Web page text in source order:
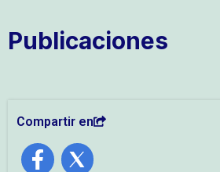
Publicaciones
Compartir en